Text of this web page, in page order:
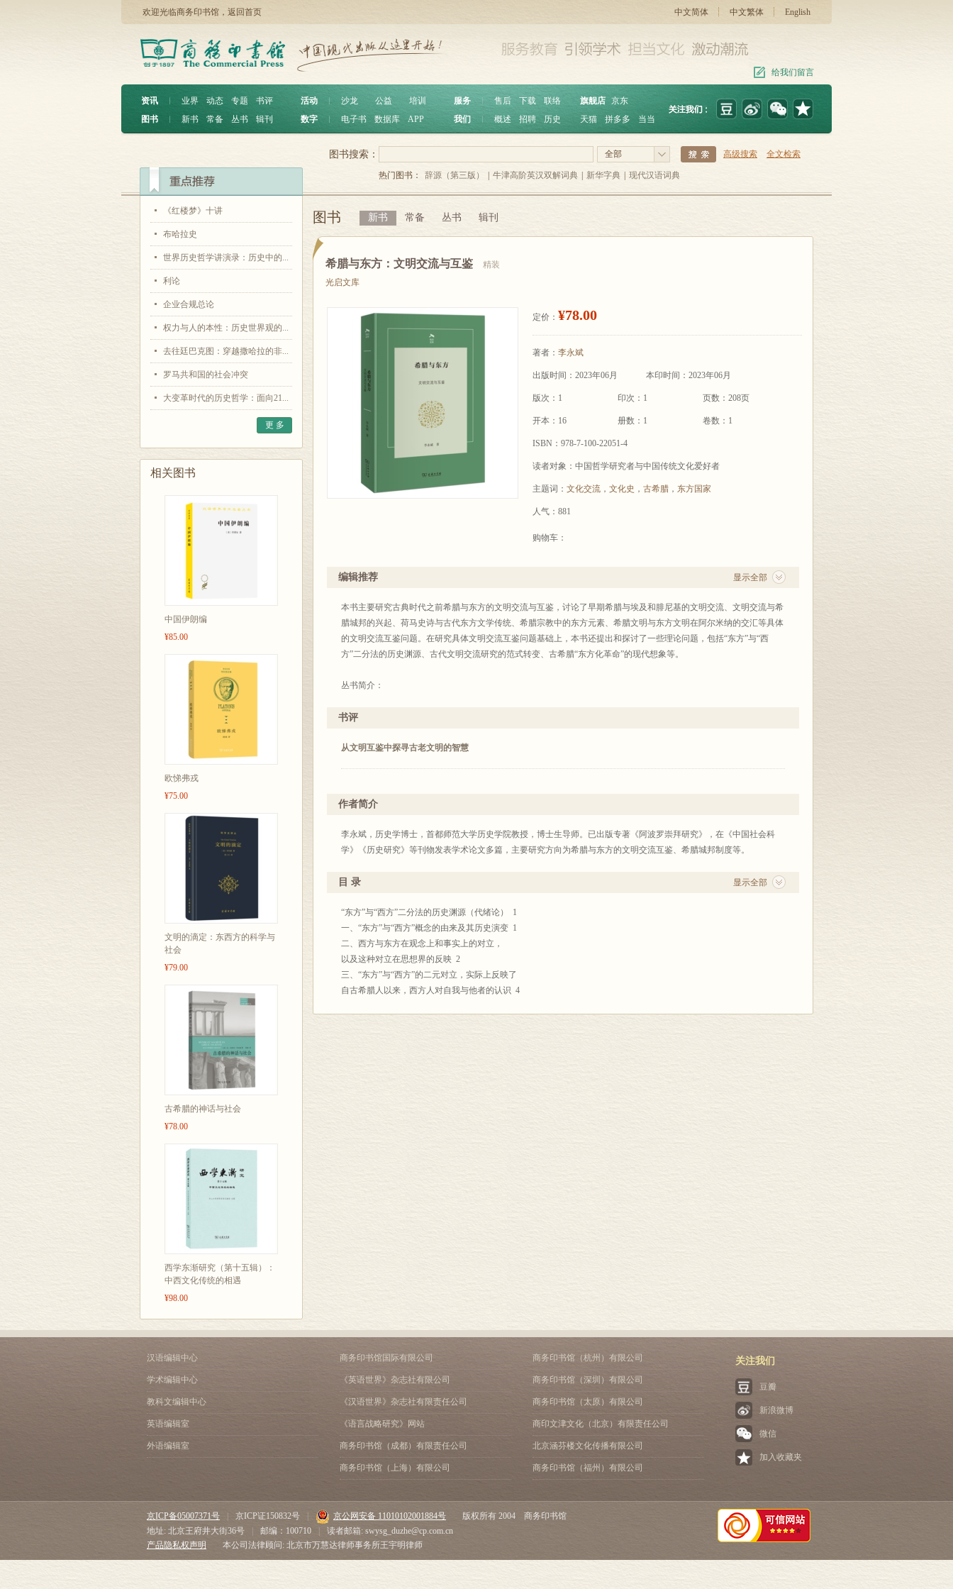
欢迎光临商务印书馆， 返回首页 中文简体 中文繁体 English
给我们留言
资讯 ︱ 业界 动态 专题
书评
图书
︱ 新书 常备 丛书 辑刊
活动 沙龙 公益
培训
数字
电子书 数据库 APP
服务 ︱ 售后 下载
联络
我们
概述 招聘 历史
旗舰店 京东
天猫
拼多多 当当
《红楼梦》十讲
布哈拉史
世界历史哲学讲演录：历史中的...
利论
企业合规总论
权力与人的本性：历史世界观的...
去往廷巴克图：穿越撒哈拉的非...
罗马共和国的社会冲突
大变革时代的历史哲学：面向21...
更 多
相关图书
中国伊朗编
¥85.00
欧悌弗戎
¥75.00
文明的滴定：东西方的科学与
社会
¥79.00
古希腊的神话与社会
¥78.00
西学东渐研究（第十五辑）：
中西文化传统的相遇
¥98.00
全部 高级搜索 全文检索
图书搜索：
热门图书： 辞源（第三版） 牛津高阶英汉双解词典 新华字典 现代汉语词典
图书 新书 常备 丛书 辑刊
希腊与东方：文明交流与互鉴
精装
光启文库
定价： ¥78.00
著者： 李永斌
出版时间：2023年06月 本印时间：2023年06月
版次：1 印次：1 页数：208页
开本：16 册数：1 卷数：1
ISBN：978-7-100-22051-4
读者对象：中国哲学研究者与中国传统文化爱好者
主题词： 文化交流 ， 文化史 ， 古希腊 ， 东方国家
人气：881
购物车：
显示全部
编辑推荐
本书主要研究古典时代之前希腊与东方的文明交流与互鉴，讨论了早期希腊与埃及和腓尼基的文明交流、文明交流与希
腊城邦的兴起、荷马史诗与古代东方文学传统、希腊宗教中的东方元素、希腊文明与东方文明在阿尔米纳的交汇等具体
的文明交流互鉴问题。在研究具体文明交流互鉴问题基础上，本书还提出和探讨了一些理论问题，包括“东方”与“西
方”二分法的历史渊源、古代文明交流研究的范式转变、古希腊“东方化革命”的现代想象等。
丛书简介：
学术价值，所选著作务求思想深刻、视角新颖、学养深厚，同时兼顾现实关怀，收录学术性与普及性皆佳、研究性与教
库自2017年启动至今五年有余，已出版图书50余种，均为文学、史学、哲学、科学、艺术、考古等各领域作者多年学术
书评
从文明互鉴中探寻古老文明的智慧
作者简介
李永斌，历史学博士，首都师范大学历史学院教授，博士生导师。已出版专著《阿波罗崇拜研究》，在《中国社会科
学》《历史研究》等刊物发表学术论文多篇，主要研究方向为希腊与东方的文明交流互鉴、希腊城邦制度等。
显示全部
目 录
“东方”与“西方”二分法的历史渊源（代绪论） 1
一、“东方”与“西方”概念的由来及其历史演变 1
二、西方与东方在观念上和事实上的对立，
以及这种对立在思想界的反映 2
三、“东方”与“西方”的二元对立，实际上反映了
自古希腊人以来，西方人对自我与他者的认识 4
第二节 东方化—东方化时代—东方化革命 126
第三节 “东方化革命”的史实基础及其想象 130
第四节 古典学与东方学的碰撞：“东方化革命”的现代想象 144
附 录 《希腊拉丁作家远东古文献辑录》
关于丝的记载及相关古希腊文献补遗 151
一、《希腊拉丁作家远东古文献辑录》关于丝的记载 152
二、古希腊文献中关于丝的记载 157
三、中国丝绸到达古代希腊的时间和阶段 163
后 记 193
汉语编辑中心
学术编辑中心
教科文编辑中心
英语编辑室
外语编辑室
商务印书馆国际有限公司
《英语世界》杂志社有限公司
《汉语世界》杂志社有限责任公司
《语言战略研究》网站
商务印书馆（成都）有限责任公司
商务印书馆（上海）有限公司
商务印书馆（杭州）有限公司
商务印书馆（深圳）有限公司
商务印书馆（太原）有限公司
商印文津文化（北京）有限责任公司
北京涵芬楼文化传播有限公司
商务印书馆（福州）有限公司
关注我们
豆瓣
新浪微博
微信
加入收藏夹
京ICP备05007371号 京ICP证150832号 京公网安备 11010102001884号
版权所有 2004 商务印书馆
地址: 北京王府井大街36号
邮编：100710
读者邮箱: swysg_duzhe@cp.com.cn
产品隐私权声明
本公司法律顾问: 北京市万慧达律师事务所王宇明律师